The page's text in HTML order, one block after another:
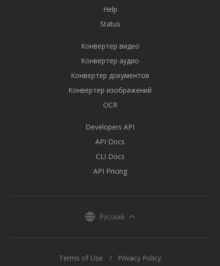
Help
Status
Конвертер видео
Конвертер аудио
Конвертер документов
Конвертер изображений
OCR
Developers API
API Docs
CLI Docs
API Pricing
Русский
Terms of Use Privacy Policy